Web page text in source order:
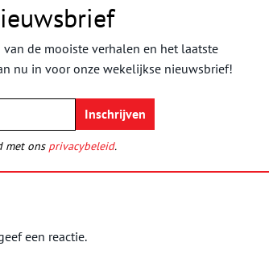
de mooiste verhalen en het laatste
nu in voor onze wekelijkse nieuwsbrief!
met ons privacybeleid.
een reactie.